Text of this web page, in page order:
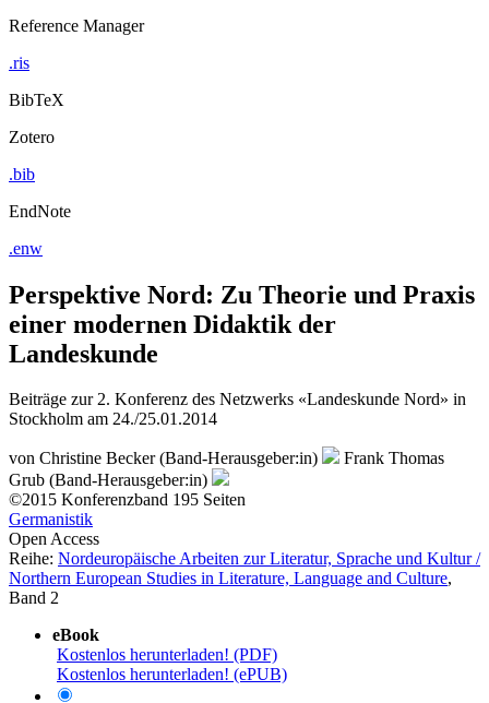
Reference Manager
.ris
BibTeX
Zotero
.bib
EndNote
.enw
Perspektive Nord: Zu Theorie und Praxis
einer modernen Didaktik der
Landeskunde
Beiträge zur 2. Konferenz des Netzwerks «Landeskunde Nord» in
Stockholm am 24./25.01.2014
von Christine Becker (Band-Herausgeber:in)
Frank Thomas
Grub (Band-Herausgeber:in)
©2015 Konferenzband 195 Seiten
Germanistik
Open Access
Reihe: Nordeuropäische Arbeiten zur Literatur, Sprache und Kultur /
Northern European Studies in Literature, Language and Culture,
Band 2
eBook
Kostenlos herunterladen! (PDF)
Kostenlos herunterladen! (ePUB)